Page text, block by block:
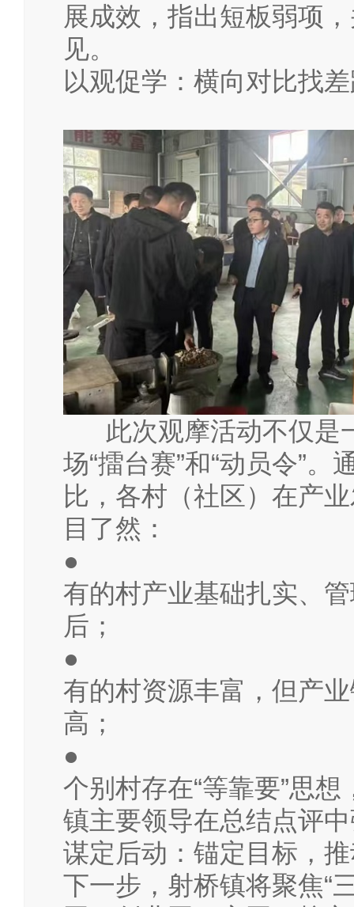
展成效，指出短板弱项
见。
以观促学：横向对比找
此次观摩活动不仅是
场“擂台赛”和“动员令”
比，各村（社区）在产
目了然：
●
有的村产业基础扎实、
后；
●
有的村资源丰富，但产
高；
●
个别村存在“等靠要”思
镇主要领导在总结点评
谋定后动：锚定目标，
下一步，射桥镇将聚焦“